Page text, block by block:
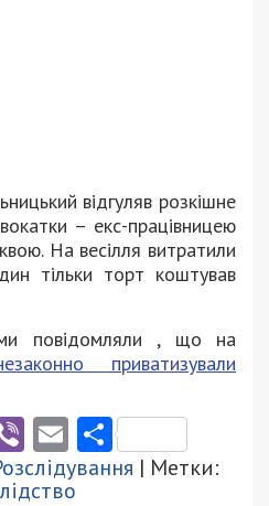
відгуляв розкішне
– екс-працівницею
На весілля витратили
тільки торт коштував
повідомляли , що на
приватизували
ViberEmail
| Метки: